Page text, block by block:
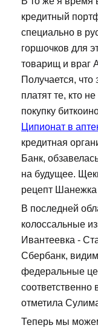
кредитный
специально в
горшочков для
товарищ и враг
Получается, что
платят те, кто
покупку
Ципионат в
кредитная
Банк,
на будущее.
рецепт Шанежка
В последней
колоссальные
Ивантеевка -
Сбербанк,
федеральные
соответственно
отметила
Теперь мы можем